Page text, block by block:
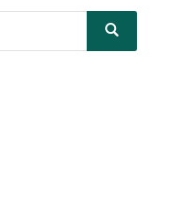
Search